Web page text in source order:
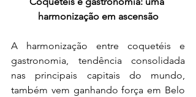
harmonização em ascensão
A harmonização entre coquetéis e
gastronomia, tendência consolidada
nas principais capitais do mundo,
também vem ganhando força em Belo